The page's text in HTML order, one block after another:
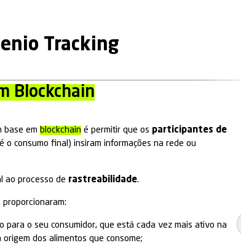
>Genio Tracking
em Blockchain